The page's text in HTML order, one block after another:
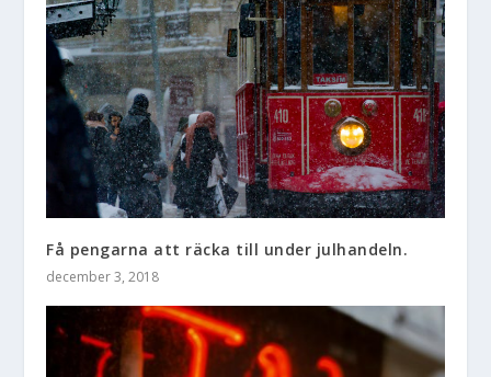
Få pengarna att räcka till under julhandeln.
december 3, 2018